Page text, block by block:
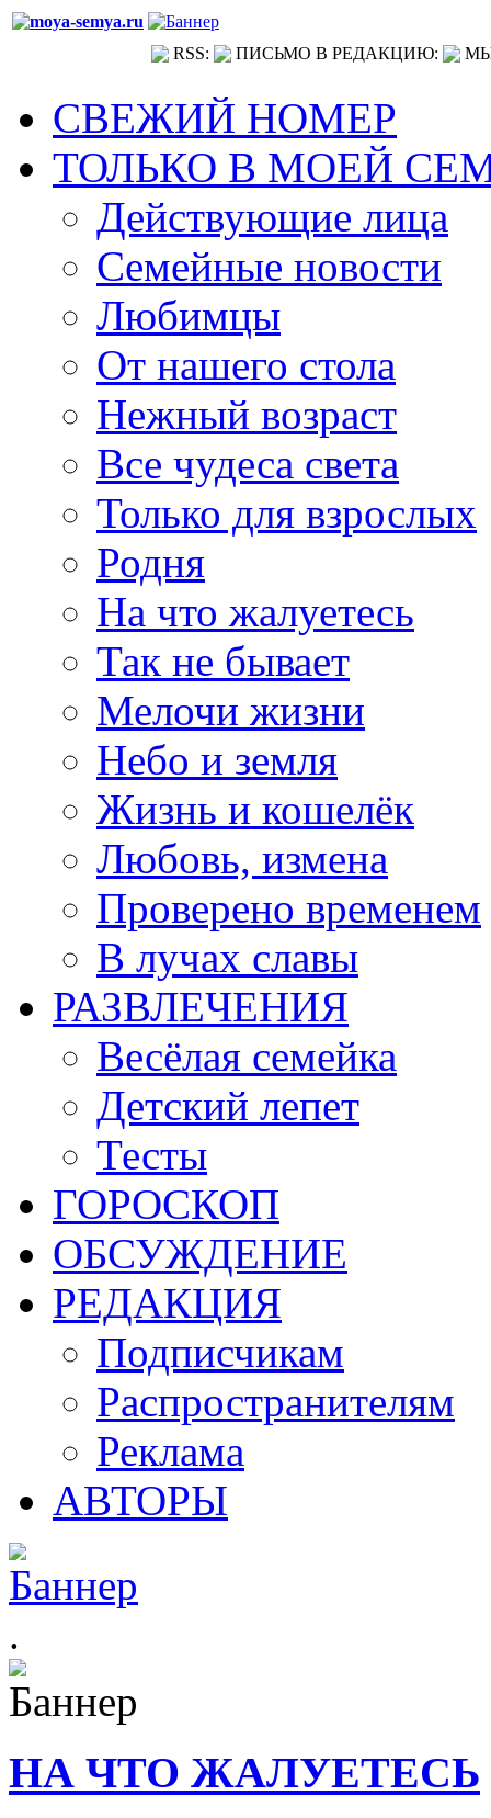
RSS: ПИСЬМО В РЕДАКЦИЮ:
СВЕЖИЙ НОМЕР
ТОЛЬКО В МОЕЙ
Действующие лица
Семейные новости
Любимцы
От нашего стола
Нежный возраст
Все чудеса света
Только для взрослых
Родня
На что жалуетесь
Так не бывает
Мелочи жизни
Небо и земля
Жизнь и кошелёк
Любовь, измена
Проверено временем
В лучах славы
РАЗВЛЕЧЕНИЯ
Весёлая семейка
Детский лепет
Тесты
ГОРОСКОП
ОБСУЖДЕНИЕ
РЕДАКЦИЯ
Подписчикам
Распространителям
Реклама
АВТОРЫ
.
НА ЧТО ЖАЛУЕТЕСЬ